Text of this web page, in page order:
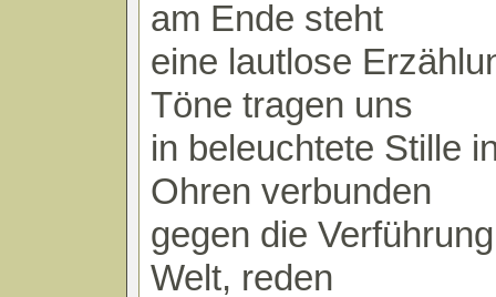
am Ende steht
eine lautlose
Töne tragen uns
in beleuchtete Stille
Ohren verbunden
gegen die
Welt, reden